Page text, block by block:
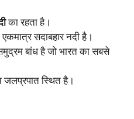
का रहता है।
एकमात्र सदाबहार नदी है।
बांध है जो भारत का सबसे
जलप्रपात स्थित है।